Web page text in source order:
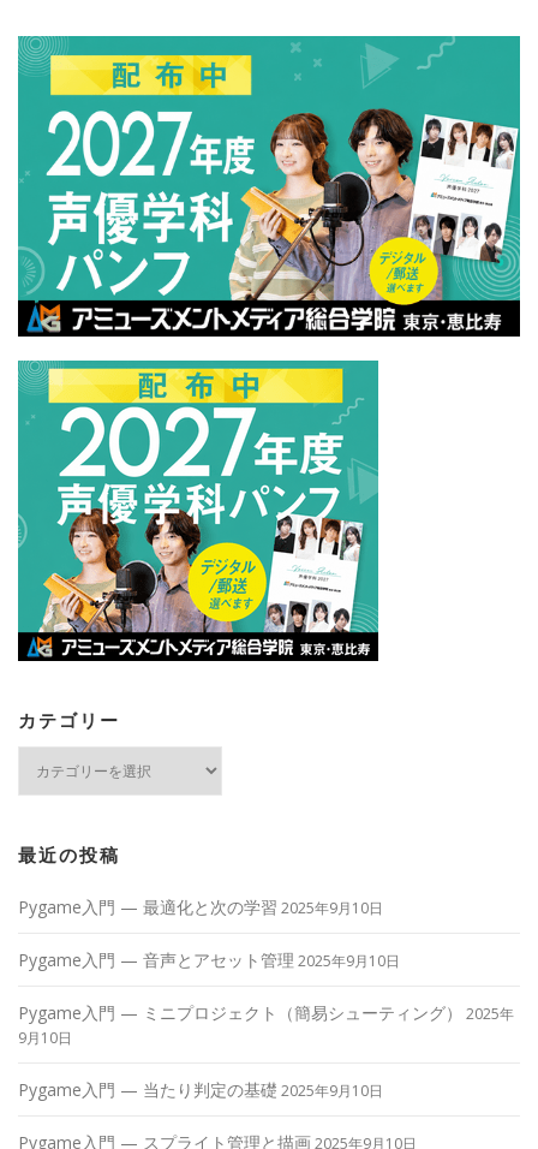
カテゴリー
ー
最近の投稿
Pygame入門 — 最適化と次の学習 2025年9月10日
Pygame入門 — 音声とアセット管理 2025年9月10日
Pygame入門 — ミニプロジェクト（簡易シューティング）
2025年
9月10日
Pygame入門 — 当たり判定の基礎 2025年9月10日
Pygame入門 — スプライト管理と描画2025年9月10日